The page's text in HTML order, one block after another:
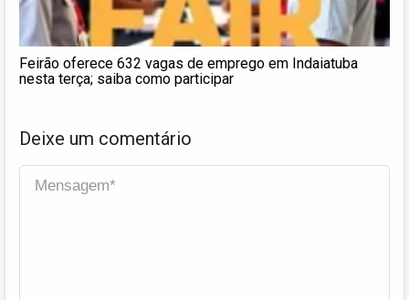
Feirão oferece 632 vagas de emprego em Indaiatuba
nesta terça; saiba como participar
Deixe um comentário